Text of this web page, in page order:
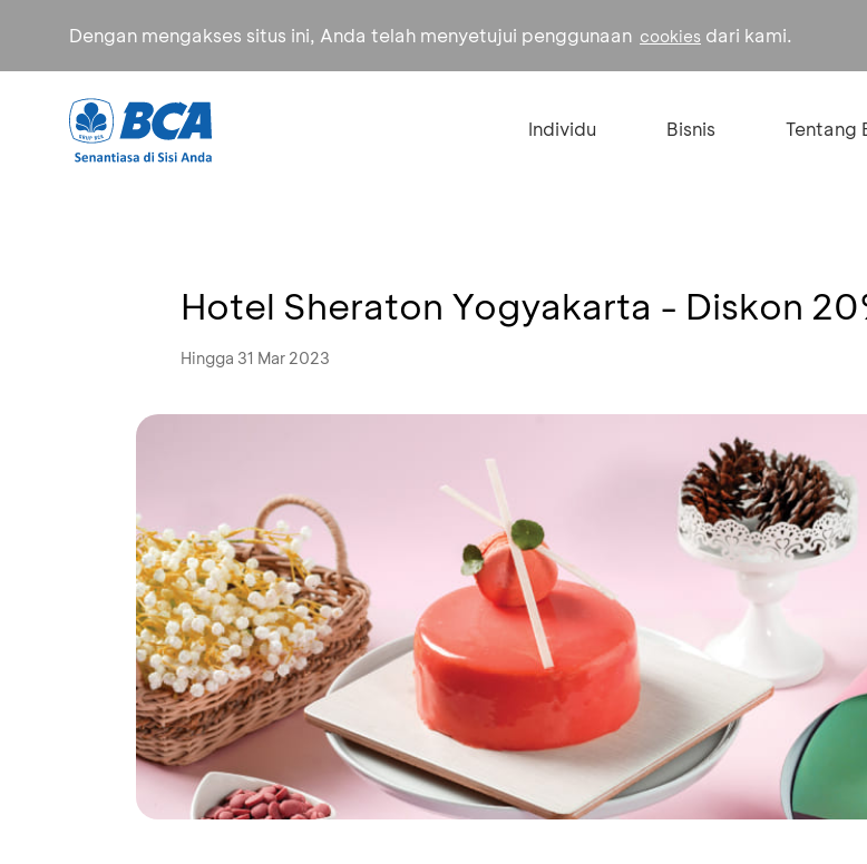
Dengan mengakses situs ini, Anda telah menyetujui penggunaan cookies dari kami.
Individu Bisnis Tentang
Hotel Sheraton Yogyakarta - Diskon
Hingga 31 Mar 2023